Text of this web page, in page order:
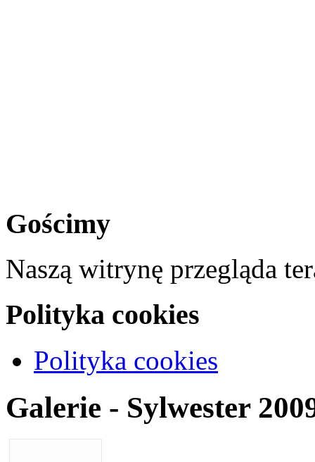
Gościmy
Naszą witrynę przegląda
Polityka cookies
Polityka cookies
Galerie - Sylwester